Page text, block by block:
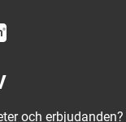
och erbjudanden?